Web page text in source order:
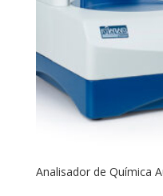
Analisador de Química